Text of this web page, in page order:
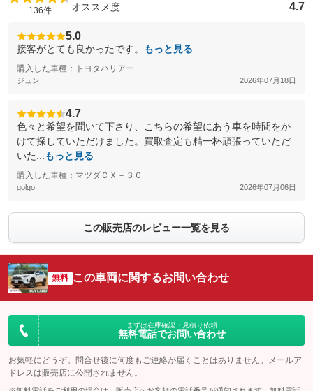
136件 オススメ度 4.7
5.0
接客がとても良かったです。 もっと見る
購入した車種：トヨタハリアー
ジュン 2026年07月18日
4.7
色々と希望を聞いて下さり、こちらの希望にあう車を時間をか
けて探していただけました。買取査定も精一杯頑張っていただ
いた...
もっと見る
購入した車種：マツダＣＸ－３０
golgo 2026年07月06日
この販売店のレビュー一覧を見る
無料 この車両に関するお問い合わせ
まずは在庫確認・見積り依頼
無料電話でお問い合わせ
お気軽にどうぞ。問合せ後に何度もご連絡が届くことはありません。メールア
ドレスは販売店に公開されません。